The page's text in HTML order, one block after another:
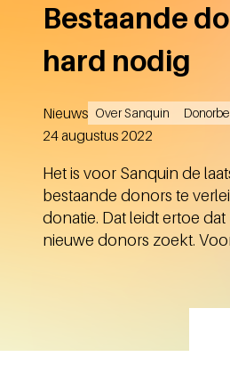
Bestaande
hard nodig
Nieuws Over Sanquin
Aangemaakt
24 augustus 2022
Het is voor Sanquin de
bestaande donors te
donatie. Dat leidt ertoe
nieuwe donors zoekt.